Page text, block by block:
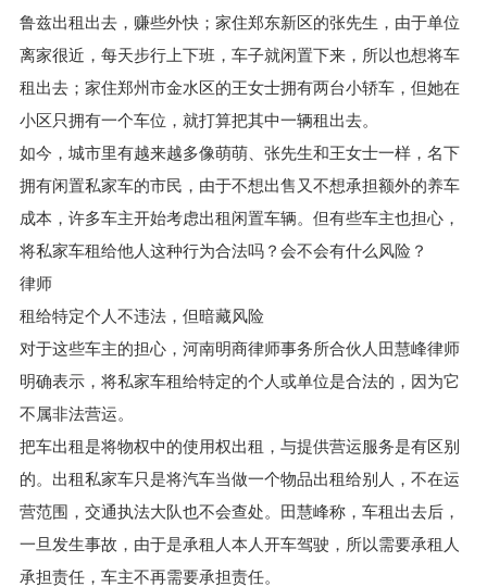
鲁兹出租出去，赚些外快；家住郑东新区的张先生，由于单位
离家很近，每天步行上下班，车子就闲置下来，所以也想将车
租出去；家住郑州市金水区的王女士拥有两台小轿车，但她在
小区只拥有一个车位，就打算把其中一辆租出去。
如今，城市里有越来越多像萌萌、张先生和王女士一样，名下
拥有闲置私家车的市民，由于不想出售又不想承担额外的养车
成本，许多车主开始考虑出租闲置车辆。但有些车主也担心，
将私家车租给他人这种行为合法吗？会不会有什么风险？
律师
租给特定个人不违法，但暗藏风险
对于这些车主的担心，河南明商律师事务所合伙人田慧峰律师
明确表示，将私家车租给特定的个人或单位是合法的，因为它
不属非法营运。
把车出租是将物权中的使用权出租，与提供营运服务是有区别
的。出租私家车只是将汽车当做一个物品出租给别人，不在运
营范围，交通执法大队也不会查处。田慧峰称，车租出去后，
一旦发生事故，由于是承租人本人开车驾驶，所以需要承租人
承担责任，车主不再需要承担责任。